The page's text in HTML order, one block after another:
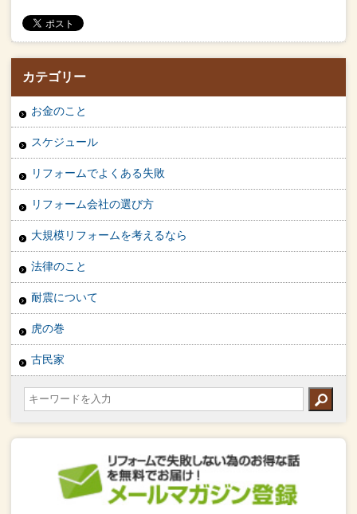
カテゴリー
お金のこと
スケジュール
リフォームでよくある失敗
リフォーム会社の選び方
大規模リフォームを考えるなら
法律のこと
耐震について
虎の巻
古民家